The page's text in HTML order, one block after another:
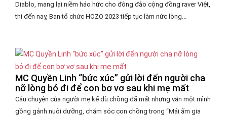
Diablo, mang lại niềm háo hức cho đông đảo cộng đồng raver Việt,
thì đến nay, Ban tổ chức HOZO 2023 tiếp tục làm nức lòng...
MC Quyền Linh “bức xúc” gửi lời đến người cha
nỡ lòng bỏ đi để con bơ vơ sau khi mẹ mất
Câu chuyện của người mẹ kế dù chồng đã mất nhưng vẫn một mình
gồng gánh nuôi dưỡng, chăm sóc con chồng trong “Mái ấm gia